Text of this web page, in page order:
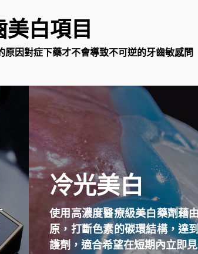
美白項目
原因對症下藥才不會導致不可逆的牙齒敏感問
冷光美白
使用高濃度醫療級美白藥劑藉
原，打斷色素的碳環結構，達
護劑， 適合希望在短期內立即